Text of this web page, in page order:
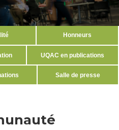
Honneurs
UQAC en publications
Salle de presse